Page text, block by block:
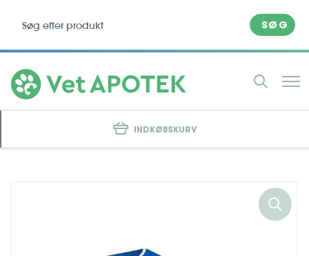
SØG
INDKØBSKURV